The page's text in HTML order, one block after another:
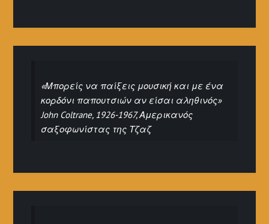
«Μπορείς να παίξεις μουσική και με ένα
κορδόνι παπουτσιών αν είσαι αληθινός»
John Coltrane, 1926-1967, Αμερικανός
σαξοφωνίστας της Τζαζ